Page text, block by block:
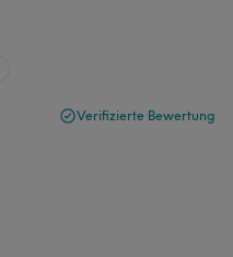
Verifizierte Bewertung